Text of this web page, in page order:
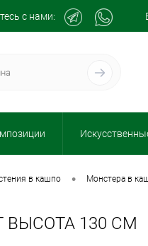
с нами:
в кашпо • монстера в
ВЫСОТА 130 СМ